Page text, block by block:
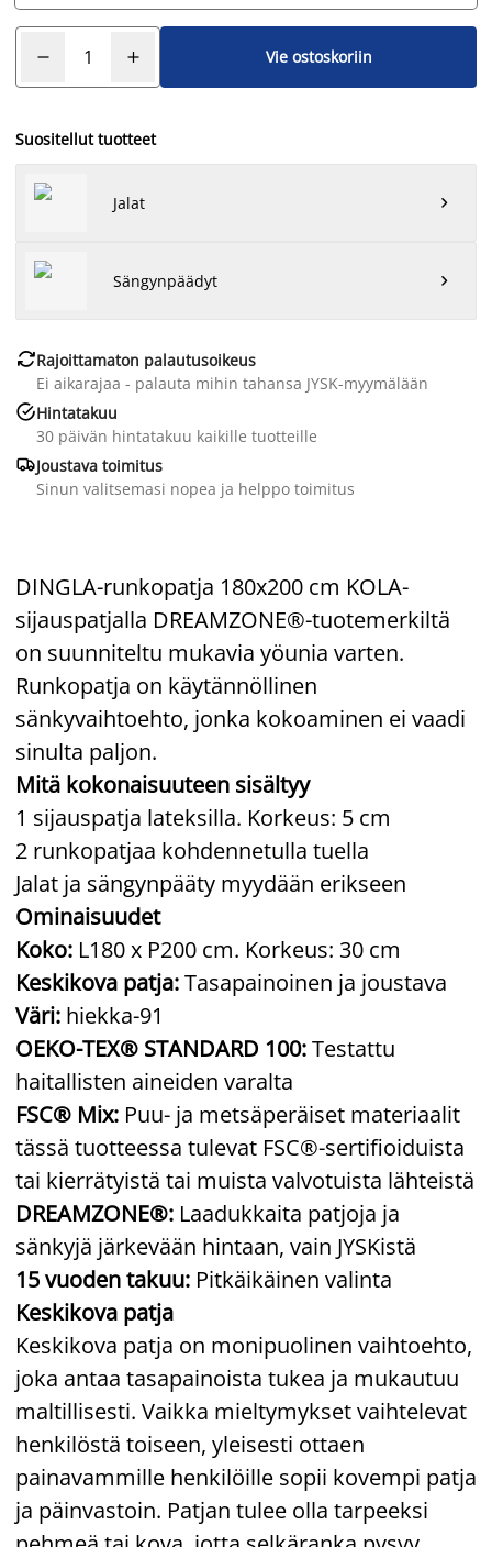
Vie ostoskoriin
Suositellut tuotteet
Jalat 
Sängynpäädyt 
Rajoittamaton palautusoikeus
Ei aikarajaa - palauta mihin tahansa JYSK-myymälään
Hintatakuu
30 päivän hintatakuu kaikille tuotteille
Joustava toimitus
Sinun valitsemasi nopea ja helppo toimitus
DINGLA-runkopatja 180x200 cm KOLA-
sijauspatjalla DREAMZONE®-tuotemerkiltä
on suunniteltu mukavia yöunia varten.
Runkopatja on käytännöllinen
sänkyvaihtoehto, jonka kokoaminen ei vaadi
sinulta paljon.
Mitä kokonaisuuteen sisältyy
1 sijauspatja lateksilla. Korkeus: 5 cm
2 runkopatjaa kohdennetulla tuella
Jalat ja sängynpääty myydään erikseen
Ominaisuudet
Koko: L180 x P200 cm. Korkeus: 30 cm
Keskikova patja:Tasapainoinen ja joustava
Väri: hiekka-91
OEKO-TEX® STANDARD 100:Testattu
haitallisten aineiden varalta
FSC® Mix: Puu- ja metsäperäiset materiaalit
tässä tuotteessa tulevat FSC®-sertifioiduista
tai kierrätyistä tai muista valvotuista lähteistä
DREAMZONE®: Laadukkaita patjoja ja
sänkyjä järkevään hintaan, vain JYSKistä
15 vuoden takuu: Pitkäikäinen valinta
Keskikova patja
Keskikova patja on monipuolinen vaihtoehto,
joka antaa tasapainoista tukea ja mukautuu
maltillisesti. Vaikka mieltymykset vaihtelevat
henkilöstä toiseen, yleisesti ottaen
painavammille henkilöille sopii kovempi patja
ja päinvastoin. Patjan tulee olla tarpeeksi